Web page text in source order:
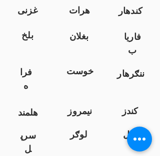
غزنی هرات
کندهار
بلخ
بغلان
فاریا
ب
فرا
ه
خوست ننګرهار
هلمند نیمروز
کندز
سرپ
ل
لوګر زابل